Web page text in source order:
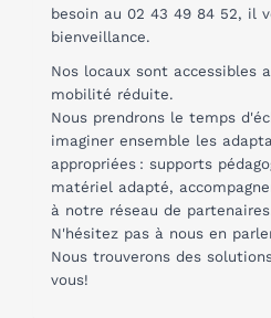
besoin au 02 43 49 84 52, il
bienveillance.
Nos locaux sont accessibles
mobilité réduite.
Nous prendrons le temps
imaginer ensemble les
appropriées : supports
matériel adapté,
à notre réseau de
N'hésitez pas à nous en
Nous trouverons des
vous!